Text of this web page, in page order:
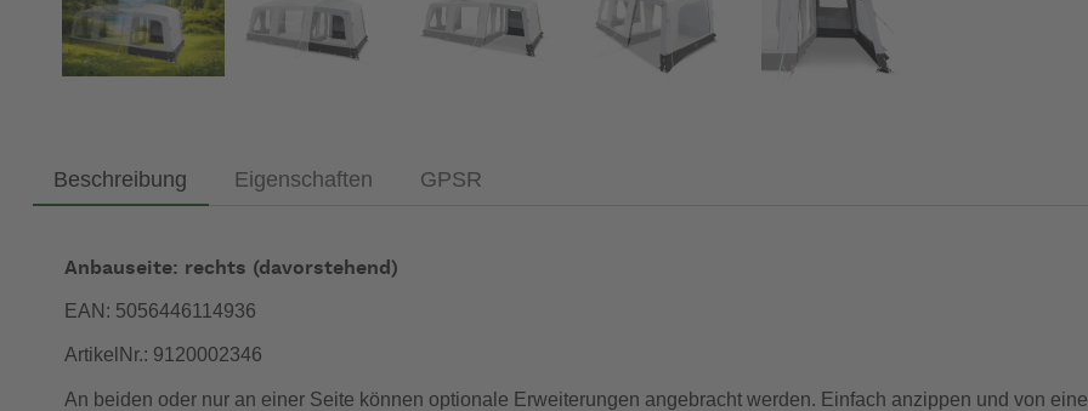
Beschreibung Eigenschaften GPSR
Anbauseite: rechts (davorstehend)
EAN: 5056446114936
ArtikelNr.: 9120002346
An beiden oder nur an einer Seite können optionale Erweiterungen angebracht werden. Einfach anzippen und von